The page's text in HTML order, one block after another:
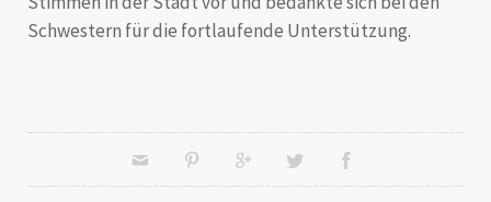
Schwestern für die fortlaufende Unterstützung.